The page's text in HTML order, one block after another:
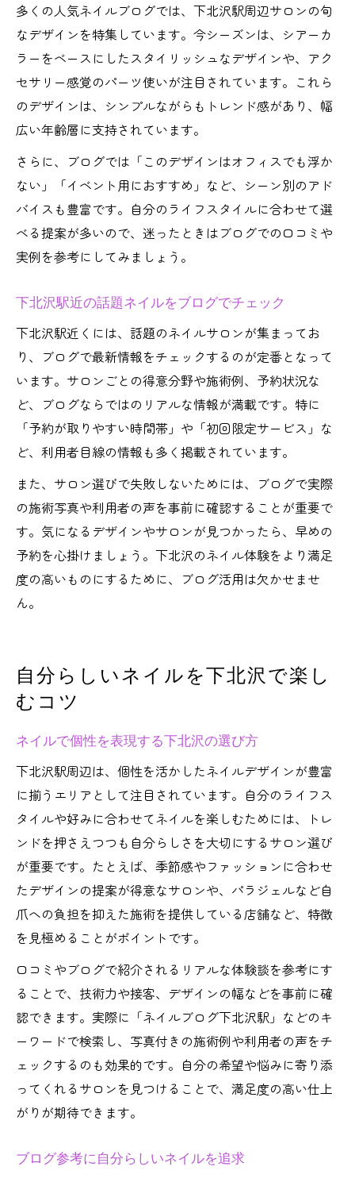
多くの人気ネイルブログでは、下北沢駅周辺サロンの旬
なデザインを特集しています。今シーズンは、シアーカ
ラーをベースにしたスタイリッシュなデザインや、アク
セサリー感覚のパーツ使いが注目されています。これら
のデザインは、シンプルながらもトレンド感があり、幅
広い年齢層に支持されています。
さらに、ブログでは「このデザインはオフィスでも浮か
ない」「イベント用におすすめ」など、シーン別のアド
バイスも豊富です。自分のライフスタイルに合わせて選
べる提案が多いので、迷ったときはブログでの口コミや
実例を参考にしてみましょう。
下北沢駅近の話題ネイルをブログでチェック
下北沢駅近くには、話題のネイルサロンが集まってお
り、ブログで最新情報をチェックするのが定番となって
います。サロンごとの得意分野や施術例、予約状況な
ど、ブログならではのリアルな情報が満載です。特に
「予約が取りやすい時間帯」や「初回限定サービス」な
ど、利用者目線の情報も多く掲載されています。
また、サロン選びで失敗しないためには、ブログで実際
の施術写真や利用者の声を事前に確認することが重要で
す。気になるデザインやサロンが見つかったら、早めの
予約を心掛けましょう。下北沢のネイル体験をより満足
度の高いものにするために、ブログ活用は欠かせませ
ん。
自分らしいネイルを下北沢で楽し
むコツ
ネイルで個性を表現する下北沢の選び方
下北沢駅周辺は、個性を活かしたネイルデザインが豊富
に揃うエリアとして注目されています。自分のライフス
タイルや好みに合わせてネイルを楽しむためには、トレ
ンドを押さえつつも自分らしさを大切にするサロン選び
が重要です。たとえば、季節感やファッションに合わせ
たデザインの提案が得意なサロンや、パラジェルなど自
爪への負担を抑えた施術を提供している店舗など、特徴
を見極めることがポイントです。
口コミやブログで紹介されるリアルな体験談を参考にす
ることで、技術力や接客、デザインの幅などを事前に確
認できます。実際に「ネイルブログ下北沢駅」などのキ
ーワードで検索し、写真付きの施術例や利用者の声をチ
ェックするのも効果的です。自分の希望や悩みに寄り添
ってくれるサロンを見つけることで、満足度の高い仕上
がりが期待できます。
ブログ参考に自分らしいネイルを追求